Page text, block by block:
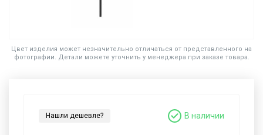
Цвет изделия может незначительно отличаться от представленного на
фотографии. Детали можете уточнить у менеджера при заказе товара.
Нашли дешевле? В наличии